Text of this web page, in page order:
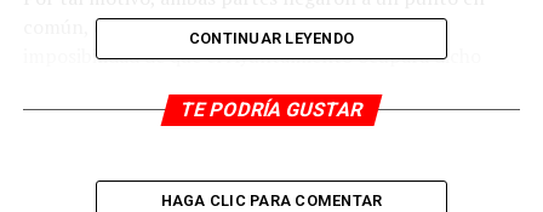
común, derivado del deterioro del inmueble y la
imposibilidad de que el Ayuntamiento ocupara dicho
CONTINUAR LEYENDO
TE PODRÍA GUSTAR
HAGA CLIC PARA COMENTAR